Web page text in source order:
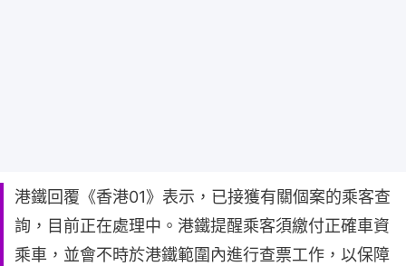
港鐵回覆《香港01》表示，已接獲有關個案的乘客查
詢，目前正在處理中。港鐵提醒乘客須繳付正確車資
乘車，並會不時於港鐵範圍內進行查票工作，以保障